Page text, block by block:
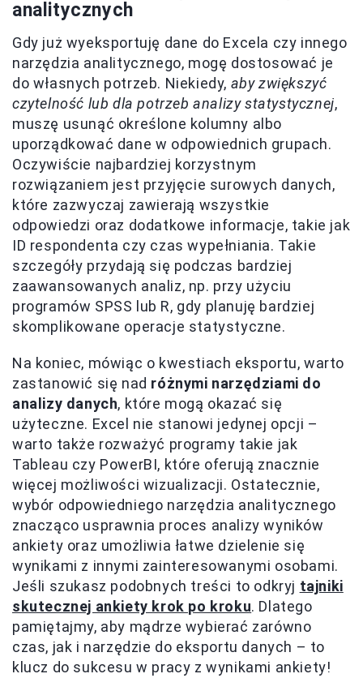
analitycznych
Gdy już wyeksportuję dane do Excela czy innego
narzędzia analitycznego, mogę dostosować je
do własnych potrzeb. Niekiedy, aby zwiększyć
czytelność lub dla potrzeb analizy statystycznej,
muszę usunąć określone kolumny albo
uporządkować dane w odpowiednich grupach.
Oczywiście najbardziej korzystnym
rozwiązaniem jest przyjęcie surowych danych,
które zazwyczaj zawierają wszystkie
odpowiedzi oraz dodatkowe informacje, takie jak
ID respondenta czy czas wypełniania. Takie
szczegóły przydają się podczas bardziej
zaawansowanych analiz, np. przy użyciu
programów SPSS lub R, gdy planuję bardziej
skomplikowane operacje statystyczne.
Na koniec, mówiąc o kwestiach eksportu, warto
zastanowić się nad różnymi narzędziami do
analizy danych, które mogą okazać się
użyteczne. Excel nie stanowi jedynej opcji –
warto także rozważyć programy takie jak
Tableau czy PowerBI, które oferują znacznie
więcej możliwości wizualizacji. Ostatecznie,
wybór odpowiedniego narzędzia analitycznego
znacząco usprawnia proces analizy wyników
ankiety oraz umożliwia łatwe dzielenie się
wynikami z innymi zainteresowanymi osobami.
Jeśli szukasz podobnych treści to odkryj tajniki
skutecznej ankiety krok po kroku. Dlatego
pamiętajmy, aby mądrze wybierać zarówno
czas, jak i narzędzie do eksportu danych – to
klucz do sukcesu w pracy z wynikami ankiety!